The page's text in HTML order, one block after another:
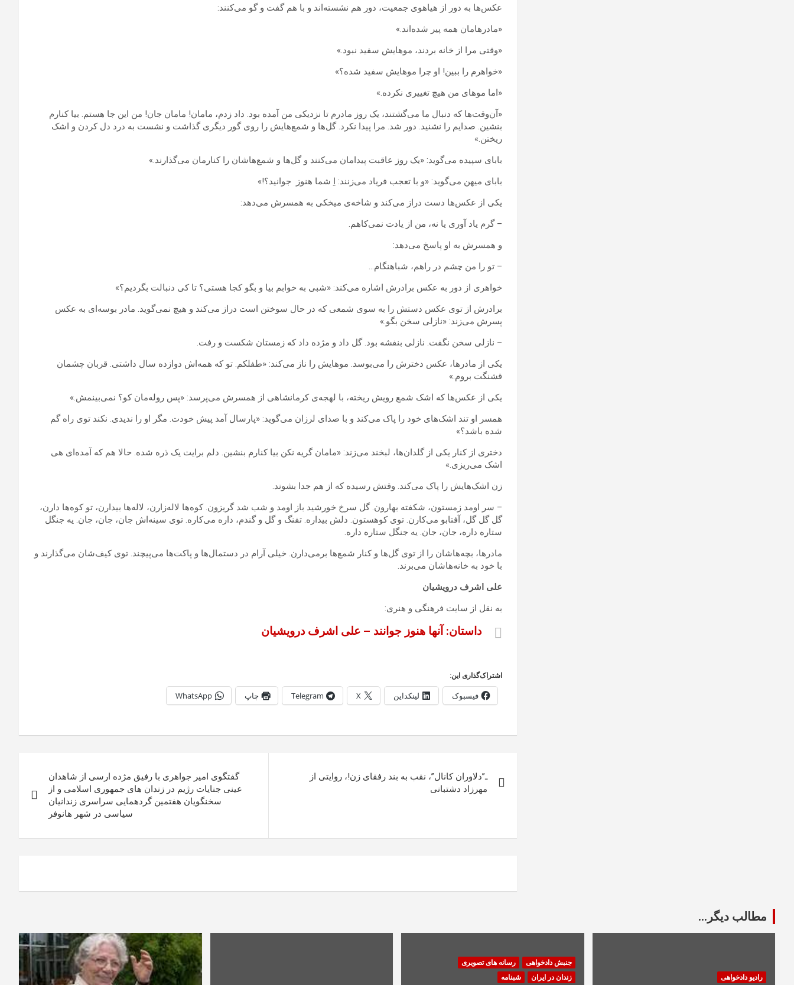
عکس‌ها به دور از هیاهوی جمعیت، دور هم نشسته‌اند و با هم گفت و گو می‌کنند:
«مادرهامان همه پیر شده‌اند.»
«وقتی مرا از خانه بردند، موهایش سفید نبود.»
«خواهرم را ببین! او چرا موهایش سفید شده؟»
«اما موهای من هیچ تغییری نکرده.»
«آن‌وقت‌ها که دنبال ما می‌گشتند، یک روز مادرم تا نزدیکی من آمده بود. داد زدم، مامان! مامان جان! من این جا هستم. بیا کنارم
بنشین. صدایم را نشنید. دور شد. مرا پیدا نکرد. گل‌ها و شمع‌هایش را روی گور دیگری گذاشت و نشست به درد دل کردن و اشک
ریختن.»
بابای سپیده می‌گوید: «یک روز عاقبت پیدامان می‌کنند و گل‌ها و شمع‌هاشان را کنارمان می‌گذارند.»
بابای میهن می‌گوید: «و با تعجب فریاد می‌زنند: اِ شما هنوز جوانید؟!»
یکی از عکس‌ها دست دراز می‌کند و شاخه‌ی میخکی به همسرش می‌دهد:
– گرم یاد آوری یا نه، من از یادت نمی‌کاهم.
و همسرش به او پاسخ می‌دهد:
– تو را من چشم در راهم، شباهنگام…
خواهری از دور به عکس برادرش اشاره می‌کند: «شبی به خوابم بیا و بگو کجا هستی؟ تا کی دنبالت بگردیم؟»
برادرش از توی عکس دستش را به سوی شمعی که در حال سوختن است دراز می‌کند و هیچ نمی‌گوید. مادر بوسه‌ای به عکس
پسرش می‌زند: «نازلی سخن بگو.»
– نازلی سخن نگفت. نازلی بنفشه بود. گل داد و مژده داد که زمستان شکست و رفت.
یکی از مادرها، عکس دخترش را می‌بوسد. موهایش را ناز می‌کند: «طفلکم. تو که همه‌اش دوازده سال داشتی. قربان چشمان
قشنگت بروم.»
یکی از عکس‌ها که اشک شمع رویش ریخته، با لهجه‌ی کرمانشاهی از همسرش می‌پرسد: «پس روله‌مان کو؟ نمی‌بینمش.»
همسر او تند اشک‌های خود را پاک می‌کند و با صدای لرزان می‌گوید: «پارسال آمد پیش خودت. مگر او را ندیدی. نکند توی راه گم
شده باشد؟»
دختری از کنار یکی از گلدان‌ها، لبخند می‌زند: «مامان گریه نکن بیا کنارم بنشین. دلم برایت یک ذره شده. حالا هم که آمده‌ای هی
اشک می‌ریزی.»
زن اشک‌هایش را پاک می‌کند. وقتش رسیده که از هم جدا بشوند.
– سر اومد زمستون، شکفته بهارون. گل سرخ خورشید باز اومد و شب شد گریزون. کوه‌ها لاله‌زارن، لاله‌ها بیدارن، تو کوه‌ها دارن،
گل گل گل، آفتابو می‌کارن. توی کوهستون. دلش بیداره. تفنگ و گل و گندم، داره می‌کاره. توی سینه‌اش جان، جان، جان. یه جنگل
ستاره داره، جان، جان. یه جنگل ستاره داره.
مادرها، بچه‌هاشان را از توی گل‌ها و کنار شمع‌ها برمی‌دارن. خیلی آرام در دستمال‌ها و پاکت‌ها می‌پیچند. توی کیف‌شان می‌گذارند و
با خود به خانه‌هاشان می‌برند.
علی اشرف درويشيان
به نقل از سایت فرهنگی و هنری:
داستان: آنها هنوز جوانند – علی اشرف درويشيان
اشتراک‌گذاری این:
فیسبوک لینکداین X
Telegram چاپ WhatsApp
نوشته
ـ”دلاوران کانال”، نقب به بند رفقای زن!، روایتی از
مهرزاد دشتبانی
گفتگوی امیر جواهری با رفیق مژده ارسی از شاهدان
عینی جنایات رژیم در زندان های جمهوری اسلامی و از
سخنگویان هفتمین گردهمایی سراسری زندانیان
سیاسی در شهر هانوفر
مطالب دیگر...
رادیو دادخواهی
جنبش دادخواهی
رسانه های تصویری
زندان در ایران
شبنامه